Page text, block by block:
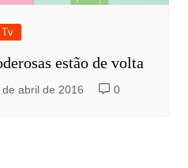
Tv
estão de volta
de abril de 2016 0